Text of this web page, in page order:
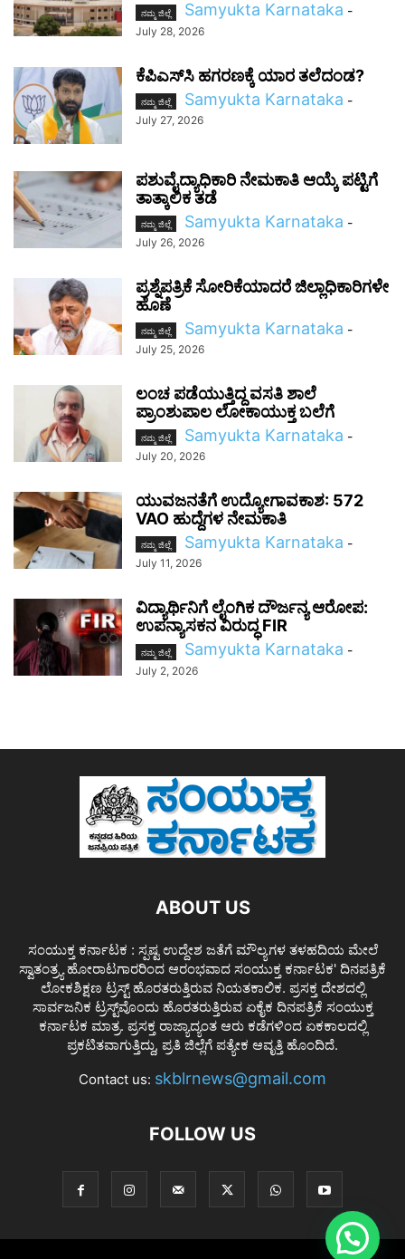
ನಮ್ಮ ಜಿಲ್ಲೆ Samyukta Karnataka -
July 28, 2026
ಕೆಪಿಎಸ್‌ಸಿ ಹಗರಣಕ್ಕೆ ಯಾರ ತಲೆದಂಡ?
ನಮ್ಮ ಜಿಲ್ಲೆ Samyukta Karnataka -
July 27, 2026
ಪಶುವೈದ್ಯಾಧಿಕಾರಿ ನೇಮಕಾತಿ ಆಯ್ಕೆ ಪಟ್ಟಿಗೆ
ತಾತ್ಕಾಲಿಕ ತಡೆ
ನಮ್ಮ ಜಿಲ್ಲೆ Samyukta Karnataka -
July 26, 2026
ಪ್ರಶ್ನೆಪತ್ರಿಕೆ ಸೋರಿಕೆಯಾದರೆ ಜಿಲ್ಲಾಧಿಕಾರಿಗಳೇ
ಹೊಣೆ
ನಮ್ಮ ಜಿಲ್ಲೆ Samyukta Karnataka -
July 25, 2026
ಲಂಚ ಪಡೆಯುತ್ತಿದ್ದ ವಸತಿ ಶಾಲೆ
ಪ್ರಾಂಶುಪಾಲ ಲೋಕಾಯುಕ್ತ ಬಲೆಗೆ
ನಮ್ಮ ಜಿಲ್ಲೆ Samyukta Karnataka -
July 20, 2026
ಯುವಜನತೆಗೆ ಉದ್ಯೋಗಾವಕಾಶ: 572
VAO ಹುದ್ದೆಗಳ ನೇಮಕಾತಿ
ನಮ್ಮ ಜಿಲ್ಲೆ Samyukta Karnataka -
July 11, 2026
ವಿದ್ಯಾರ್ಥಿನಿಗೆ ಲೈಂಗಿಕ ದೌರ್ಜನ್ಯ ಆರೋಪ:
ಉಪನ್ಯಾಸಕನ ವಿರುದ್ಧ FIR
ನಮ್ಮ ಜಿಲ್ಲೆ Samyukta Karnataka -
July 2, 2026
ABOUT US
ಸಂಯುಕ್ತ ಕರ್ನಾಟಕ : ಸ್ಪಷ್ಟ ಉದ್ದೇಶ ಜತೆಗೆ ಮೌಲ್ಯಗಳ ತಳಹದಿಯ ಮೇಲೆ
ಸ್ವಾತಂತ್ರ್ಯ ಹೋರಾಟಗಾರರಿಂದ ಆರಂಭವಾದ ಸಂಯುಕ್ತ ಕರ್ನಾಟಕ' ದಿನಪತ್ರಿಕೆ
ಲೋಕಶಿಕ್ಷಣ ಟ್ರಸ್ಟ್ ಹೊರತರುತ್ತಿರುವ ನಿಯತಕಾಲಿಕ. ಪ್ರಸಕ್ತ ದೇಶದಲ್ಲಿ
ಸಾರ್ವಜನಿಕ ಟ್ರಸ್ಟ್‌ವೊಂದು ಹೊರತರುತ್ತಿರುವ ಏಕೈಕ ದಿನಪತ್ರಿಕೆ ಸಂಯುಕ್ತ
ಕರ್ನಾಟಕ ಮಾತ್ರ. ಪ್ರಸಕ್ತ ರಾಜ್ಯಾದ್ಯಂತ ಆರು ಕಡೆಗಳಿಂದ ಏಕಕಾಲದಲ್ಲಿ
ಪ್ರಕಟಿತವಾಗುತ್ತಿದ್ದು, ಪ್ರತಿ ಜಿಲ್ಲೆಗೆ ಪತ್ಯೇಕ ಆವೃತ್ತಿ ಹೊಂದಿದೆ.
Contact us: skblrnews@gmail.com
FOLLOW US